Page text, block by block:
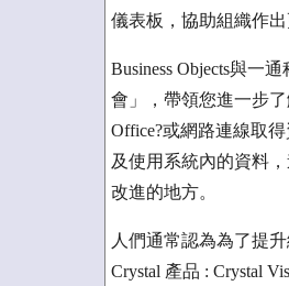
儀表板，協助組織作
Business Objects與一
會」，帶領您進一步
Office?或網路連線取
及使用系統內的資料
改進的地方。
人們通常認為為了提
Crystal 產品 : Crystal